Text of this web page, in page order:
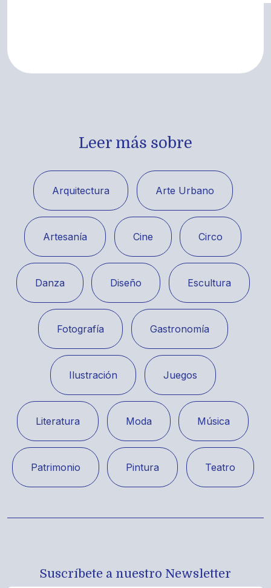
Leer más sobre
Arquitectura Arte Urbano
Artesanía Cine Circo
Danza Diseño Escultura
Fotografía Gastronomía
Ilustración Juegos
Literatura Moda Música
Patrimonio Pintura Teatro
Suscríbete a nuestro Newsletter